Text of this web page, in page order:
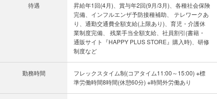
待遇
昇給年1回(4月)、賞与年2回(9月/3月)、各種社会保険
完備、インフルエンザ予防接種補助、 テレワークあ
り、通勤交通費全額支給(上限あり)、育児・介護休
業制度完備、 残業手当全額支給、社員割引(書籍・
通販サイト『HAPPY PLUS STORE』購入時)、研修
制度など
勤務時間
フレックスタイム制(コアタイム11:00～15:00) ※標
準労働時間8時間(休憩60分) ※時間外労働あり